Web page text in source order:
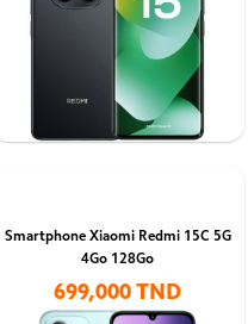
Smartphone Xiaomi Redmi 15C 5G
4Go 128Go
699,000 TND